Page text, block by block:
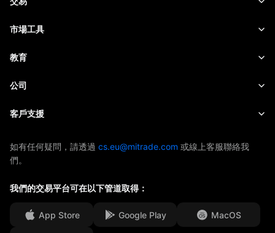
商品
交易平台
風險管理
市場工具
財經日曆
即時新聞
教育
快速入門
EBook
公司
關於Mitrade
獎項及榮譽
媒體中心
工作機會
客戶支援
幫助中心
常見問題
如有任何疑問，請透過 cs.eu@mitrade.com 或線上客服聯絡我
們。
我們的交易平台可在以下管道取得：
App Store Google Play MacOS